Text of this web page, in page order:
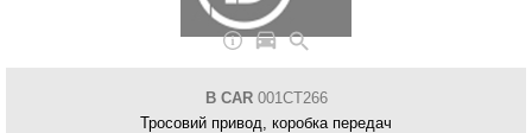
B CAR001CT266
Тросовий привод, коробка передач